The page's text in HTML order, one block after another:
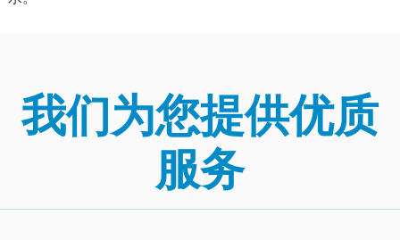
我们为您提供优质
服务